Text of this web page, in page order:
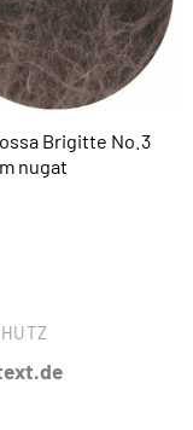
Brigitte No.3
nugat